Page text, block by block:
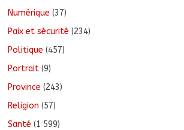
Numérique (37)
Paix et sécurité (234)
Politique (457)
Portrait (9)
Province (243)
Religion (57)
Santé (1 599)